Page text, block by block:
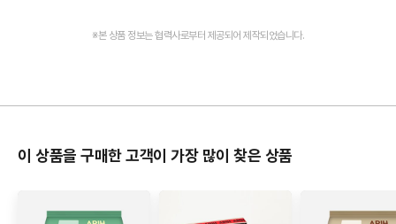
※본 상품 정보는 협력사로부터 제공되어 제작되었습니다.
이 상품을 구매한 고객이 가장 많이 찾은 상품